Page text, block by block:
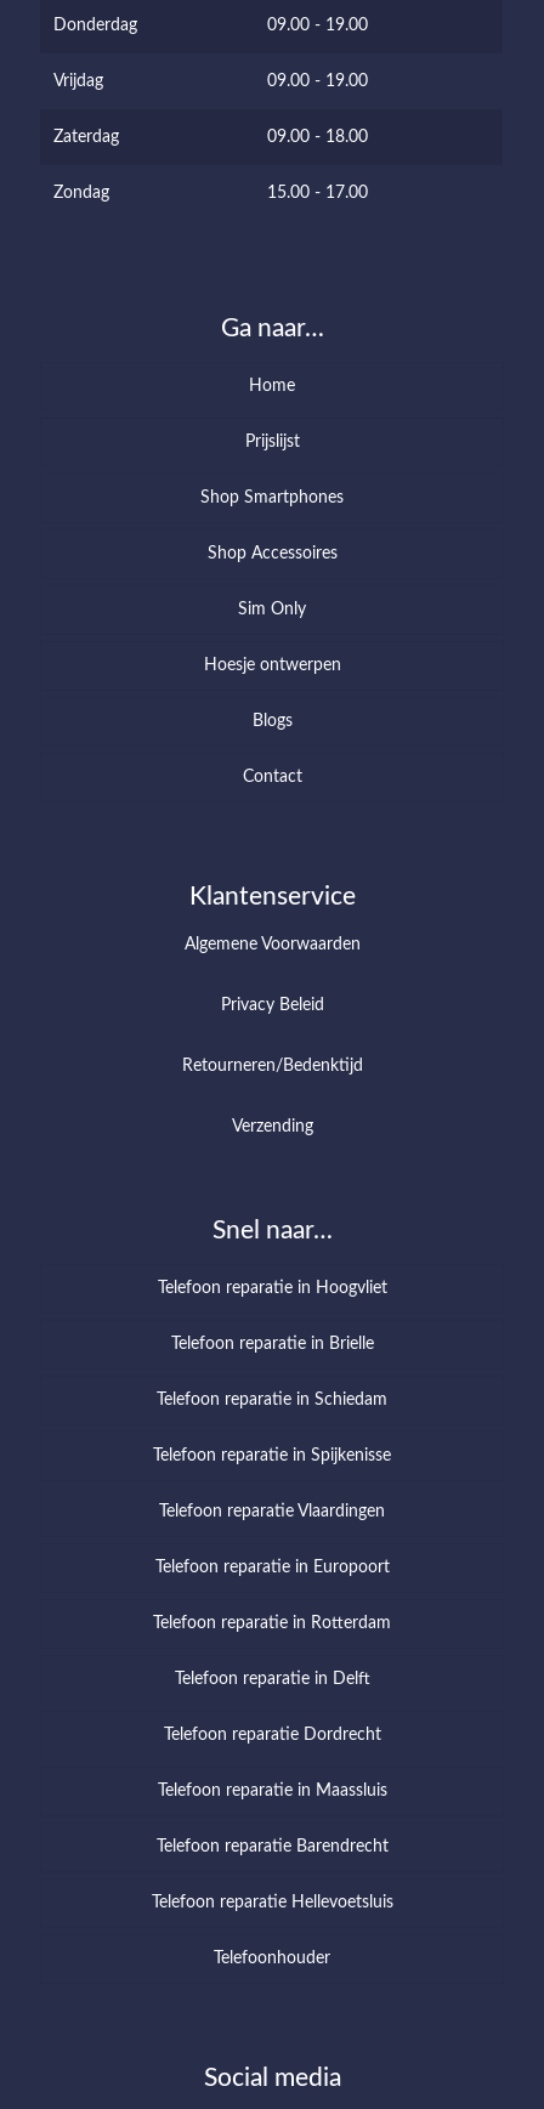
Donderdag 09.00 - 19.00
Vrijdag 09.00 - 19.00
Zaterdag 09.00 - 18.00
Zondag 15.00 - 17.00
Ga naar…
Home
Prijslijst
Shop Smartphones
Shop Accessoires
Sim Only
Hoesje ontwerpen
Blogs
Contact
Klantenservice
Algemene Voorwaarden
Privacy Beleid
Retourneren/Bedenktijd
Verzending
Snel naar…
Telefoon reparatie in Hoogvliet
Telefoon reparatie in Brielle
Telefoon reparatie in Schiedam
Telefoon reparatie in Spijkenisse
Telefoon reparatie Vlaardingen
Telefoon reparatie in Europoort
Telefoon reparatie in Rotterdam
Telefoon reparatie in Delft
Telefoon reparatie Dordrecht
Telefoon reparatie in Maassluis
Telefoon reparatie Barendrecht
Telefoon reparatie Hellevoetsluis
Telefoonhouder
Social media